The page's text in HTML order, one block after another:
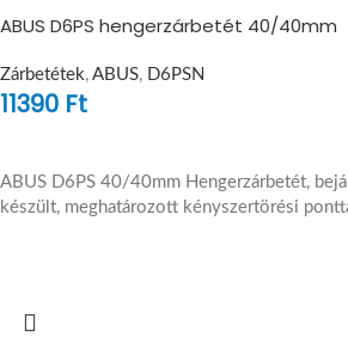
ABUS D6PS hengerzárbetét 40/40mm
Zárbetétek, ABUS, D6PSN
11390 Ft
ABUS D6PS 40/40mm Hengerzárbetét,
készült, meghatározott kényszertörési